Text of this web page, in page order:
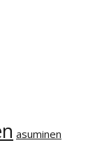
asuminen